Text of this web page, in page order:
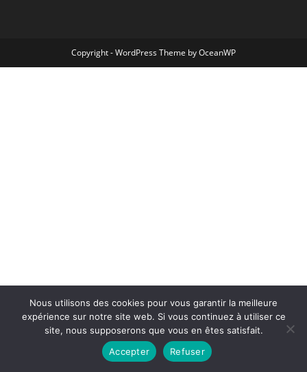
Copyright - WordPress Theme by OceanWP
Nous utilisons des cookies pour vous garantir la meilleure
expérience sur notre site web. Si vous continuez à utiliser ce
site, nous supposerons que vous en êtes satisfait.
Accepter
Refuser